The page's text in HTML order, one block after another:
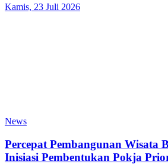
Kamis, 23 Juli 2026
News
Percepat Pembangunan Wisata
Inisiasi Pembentukan Pokja